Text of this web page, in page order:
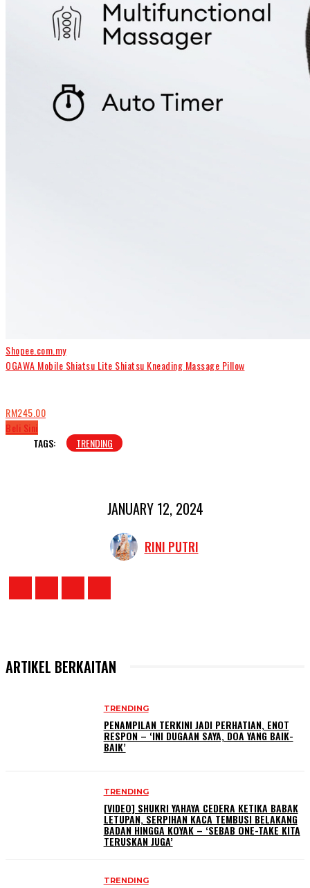
Shopee.com.my
OGAWA Mobile Shiatsu Lite Shiatsu Kneading Massage Pillow
RM245.00
Beli Sini
TAGS:
TRENDING
JANUARY 12, 2024
RINI PUTRI
ARTIKEL BERKAITAN
TRENDING
PENAMPILAN TERKINI JADI PERHATIAN, ENOT
RESPON – ‘INI DUGAAN SAYA, DOA YANG BAIK-
BAIK’
TRENDING
[VIDEO] SHUKRI YAHAYA CEDERA KETIKA BABAK
LETUPAN, SERPIHAN KACA TEMBUSI BELAKANG
BADAN HINGGA KOYAK – ‘SEBAB ONE-TAKE KITA
TERUSKAN JUGA’
TRENDING